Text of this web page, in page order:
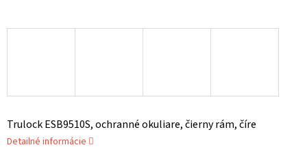
Trulock ESB9510S, ochranné okuliare, čierny rám, číre
Detailné informácie